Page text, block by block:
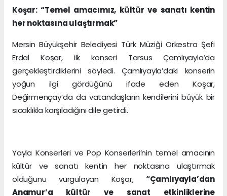
Koşar: “Temel amacımız, kültür ve sanatı kentin
her noktasına ulaştırmak”
Mersin Büyükşehir Belediyesi Türk Müziği Orkestra Şefi
Erdal Koşar, ilk konseri Tarsus Çamlıyayla’da
gerçekleştirdiklerini söyledi. Çamlıyayla’daki konserin
yoğun ilgi gördüğünü ifade eden Koşar,
Değirmençay’da da vatandaşların kendilerini büyük bir
sıcaklıkla karşıladığını dile getirdi.
Yayla Konserleri ve Pop Konserleri’nin temel amacının
kültür ve sanatı kentin her noktasına ulaştırmak
olduğunu vurgulayan Koşar, “Çamlıyayla’dan
Anamur’a kültür ve sanat etkinliklerine